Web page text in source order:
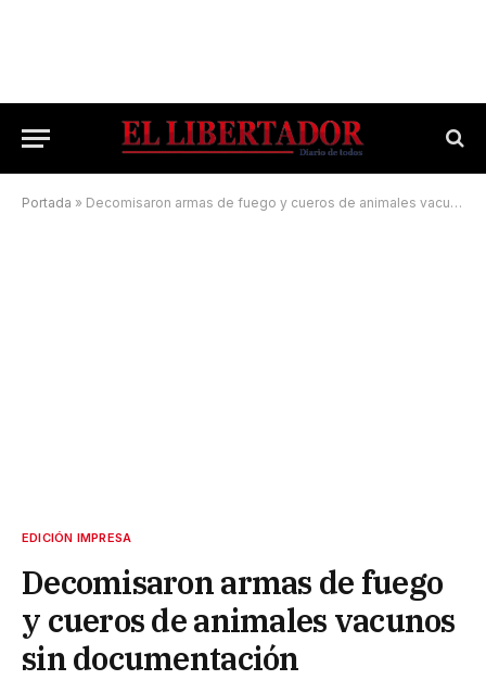
Portada » Decomisaron armas de fuego y cueros de animales vacunos sin documentación
EDICIÓN IMPRESA
Decomisaron armas de fuego
y cueros de animales vacunos
sin documentación